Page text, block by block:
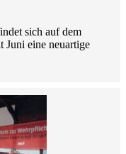
sich auf dem
Juni eine neuartige